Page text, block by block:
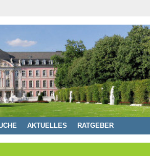
AKTUELLES RATGEBER